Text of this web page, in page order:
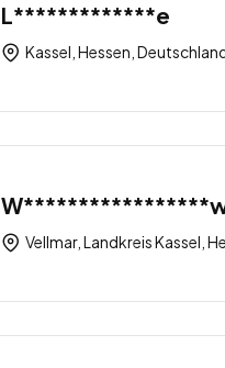
L*************e
Kassel, Hessen,
Vellmar, Landkreis Kassel,